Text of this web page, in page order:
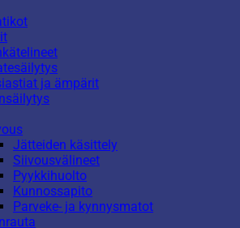
ja ämpärit
Jätteiden käsittely
Siivousvälineet
Pyykkihuolto
Kunnossapito
Parveke- ja kynnysmatot